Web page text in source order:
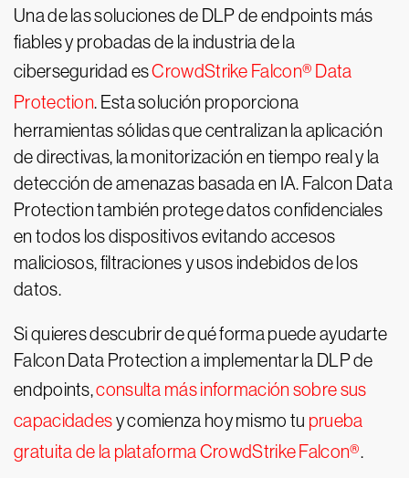
Una de las soluciones de DLP de endpoints más
fiables y probadas de la industria de la
ciberseguridad esCrowdStrike Falcon® Data
Protection. Esta solución proporciona
herramientas sólidas que centralizan la aplicación
de directivas, la monitorización en tiempo real y la
detección de amenazas basada en IA. Falcon Data
Protection también protege datos confidenciales
en todos los dispositivos evitando accesos
maliciosos, filtraciones y usos indebidos de los
datos.
Si quieres descubrir de qué forma puede ayudarte
Falcon Data Protection a implementar la DLP de
endpoints,consulta más información sobre sus
capacidadesy comienza hoy mismo tu prueba
gratuita de la plataforma CrowdStrike Falcon®.